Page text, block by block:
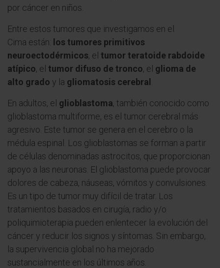
por cáncer en niños.
Entre estos tumores que investigamos en el
Cima están: los tumores primitivos
neuroectodérmicos, el tumor teratoide rabdoide
atípico, el tumor difuso de tronco, el glioma de
alto grado y la gliomatosis cerebral
En adultos, el glioblastoma, también conocido como
glioblastoma multiforme, es el tumor cerebral más
agresivo. Este tumor se genera en el cerebro o la
médula espinal. Los glioblastomas se forman a partir
de células denominadas astrocitos, que proporcionan
apoyo a las neuronas. El glioblastoma puede provocar
dolores de cabeza, náuseas, vómitos y convulsiones.
Es un tipo de tumor muy difícil de tratar. Los
tratamientos basados en cirugía, radio y/o
poliquimioterapia pueden enlentecer la evolución del
cáncer y reducir los signos y síntomas. Sin embargo,
la supervivencia global no ha mejorado
sustancialmente en los últimos años.